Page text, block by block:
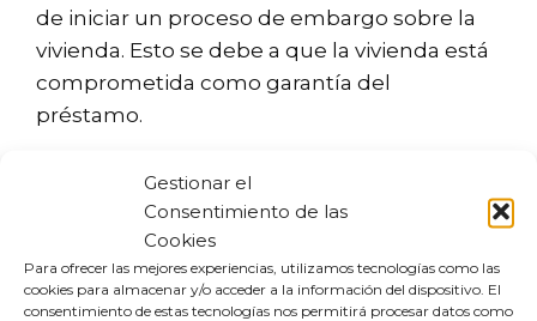
Gestionar el
Consentimiento de las
Cookies
Para ofrecer las mejores experiencias, utilizamos tecnologías como las
cookies para almacenar y/o acceder a la información del dispositivo. El
consentimiento de estas tecnologías nos permitirá procesar datos como
de iniciar un proceso de embargo sobre la
vivienda. Esto se debe a que la vivienda está
comprometida como garantía del
préstamo.
En este caso, el propietario puede perder no
solo la vivienda, sino también el dinero que
ya ha pagado en concepto de hipoteca. Por
ello, es fundamental actuar rápidamente y
buscar asesoría legal si se enfrenta a esta